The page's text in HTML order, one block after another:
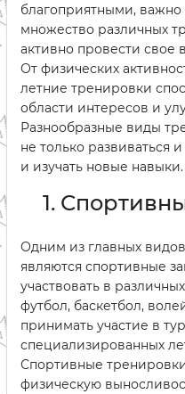
благоприятными,
множество различных
активно провести свое
От физических
летние тренировки
области интересов и
Разнообразные виды
не только развиваться
и изучать новые навыки.
1.
Одним из главных
являются спортивные
участвовать в
футбол, баскетбол,
принимать участие в
специализированных
Спортивные
физическую